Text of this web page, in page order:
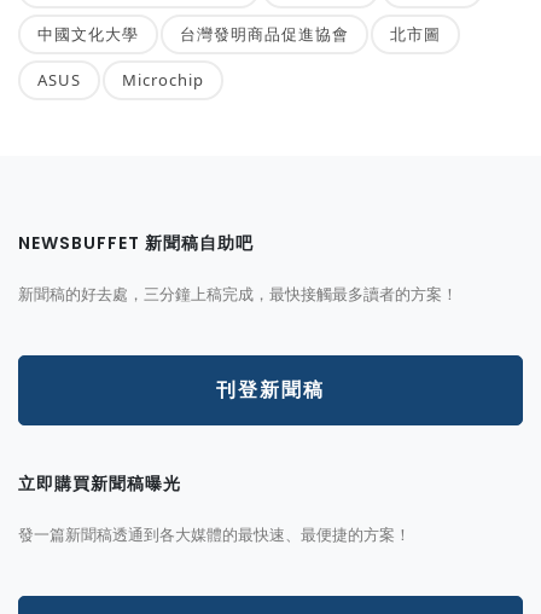
中國文化大學 台灣發明商品促進協會 北市圖
ASUS Microchip
NEWSBUFFET 新聞稿自助吧
新聞稿的好去處，三分鐘上稿完成，最快接觸最多讀者的方案！
刊登新聞稿
立即購買新聞稿曝光
發一篇新聞稿透通到各大媒體的最快速、最便捷的方案！